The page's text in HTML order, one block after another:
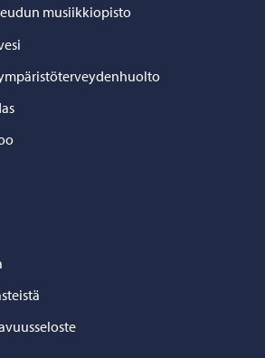
musiikkiopisto